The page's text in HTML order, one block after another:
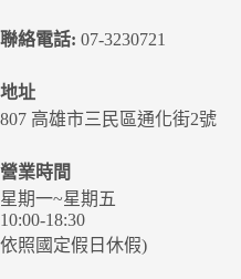
聯絡電話: 07-3230721
地址
807 高雄市三民區通化街2號
營業時間
星期一~星期五
10:00-18:30
依照國定假日休假)